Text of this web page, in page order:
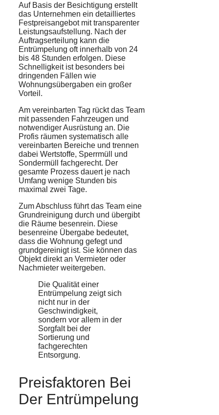
Auf Basis der Besichtigung erstellt
das Unternehmen ein detailliertes
Festpreisangebot mit transparenter
Leistungsaufstellung. Nach der
Auftragserteilung kann die
Entrümpelung oft innerhalb von 24
bis 48 Stunden erfolgen. Diese
Schnelligkeit ist besonders bei
dringenden Fällen wie
Wohnungsübergaben ein großer
Vorteil.
Am vereinbarten Tag rückt das Team
mit passenden Fahrzeugen und
notwendiger Ausrüstung an. Die
Profis räumen systematisch alle
vereinbarten Bereiche und trennen
dabei Wertstoffe, Sperrmüll und
Sondermüll fachgerecht. Der
gesamte Prozess dauert je nach
Umfang wenige Stunden bis
maximal zwei Tage.
Zum Abschluss führt das Team eine
Grundreinigung durch und übergibt
die Räume besenrein. Diese
besenreine Übergabe bedeutet,
dass die Wohnung gefegt und
grundgereinigt ist. Sie können das
Objekt direkt an Vermieter oder
Nachmieter weitergeben.
Die Qualität einer
Entrümpelung zeigt sich
nicht nur in der
Geschwindigkeit,
sondern vor allem in der
Sorgfalt bei der
Sortierung und
fachgerechten
Entsorgung.
Preisfaktoren Bei
Der Entrümpelung